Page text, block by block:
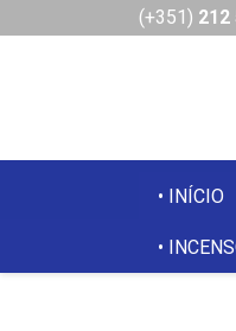
(+351) 212
INÍCIO